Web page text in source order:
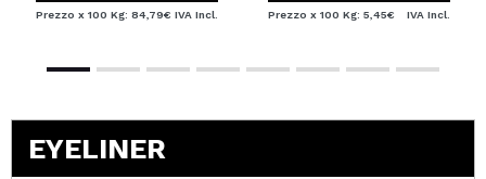
Prezzo x 100 Kg: 84,79€ IVA Incl. Prezzo x 100 Kg: 5,45€ IVA Incl.
EYELINER